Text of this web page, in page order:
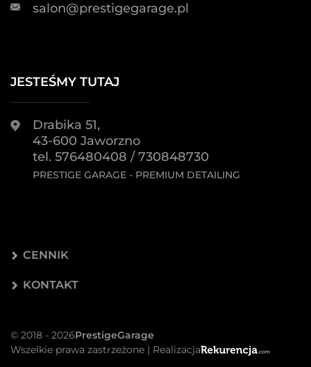
salon@prestigegarage.pl
JESTEŚMY TUTAJ
Drabika 51,
43-600 Jaworzno
tel. 576480408 / 730848730
PRESTIGE GARAGE - PREMIUM DETAILING
CENNIK
KONTAKT
© 2018 - 2026PrestigeGarage
Wszelkie prawa zastrzeżone | Realizacja